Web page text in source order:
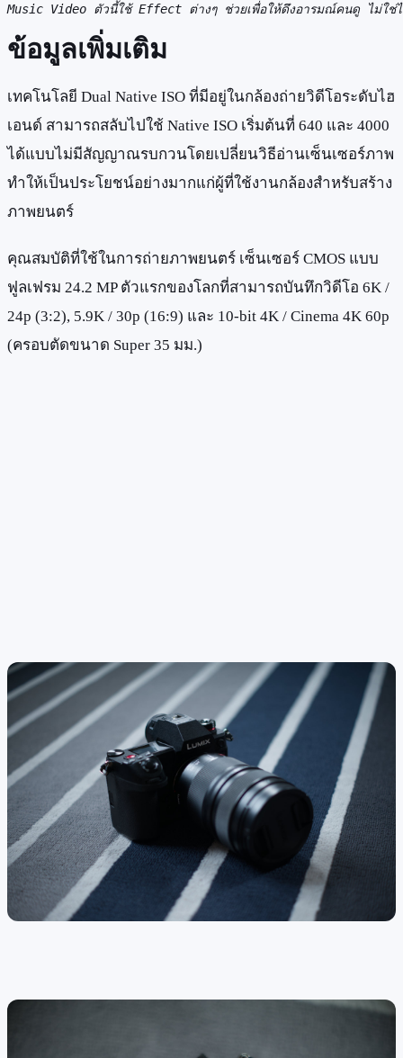
Music Video ตัวนี้ใช้ Effect ต่างๆ ช่วยเพื่อให้ดึงอารมณ์คนดู ไม่ใช่
ข้อมูลเพิ่มเติม
เทคโนโลยี Dual Native ISO ที่มีอยู่ในกล้องถ่ายวิดีโอระดับไฮ
เอนด์ สามารถสลับไปใช้ Native ISO เริ่มต้นที่ 640 และ 4000
ได้แบบไม่มีสัญญาณรบกวนโดยเปลี่ยนวิธีอ่านเซ็นเซอร์ภาพ
ทำให้เป็นประโยชน์อย่างมากแก่ผู้ที่ใช้งานกล้องสำหรับสร้าง
ภาพยนตร์
คุณสมบัติที่ใช้ในการถ่ายภาพยนตร์ เซ็นเซอร์ CMOS แบบ
ฟูลเฟรม 24.2 MP ตัวแรกของโลกที่สามารถบันทึกวิดีโอ 6K /
24p (3:2), 5.9K / 30p (16:9) และ 10-bit 4K / Cinema 4K 60p
(ครอบตัดขนาด Super 35 มม.)